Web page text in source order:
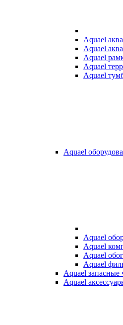
Aquael
Aquael
Aquael
Aquael
Aquael
Aquael
Aquael
Aquael
Aquael
Aquael
Aquael запасные
Aquael